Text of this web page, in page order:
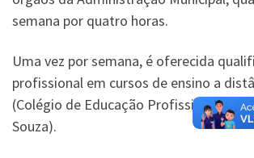
semana por quatro horas.
Uma vez por semana, é oferecida
profissional em cursos de ensino a
(Colégio de Educação Profissional
Souza).